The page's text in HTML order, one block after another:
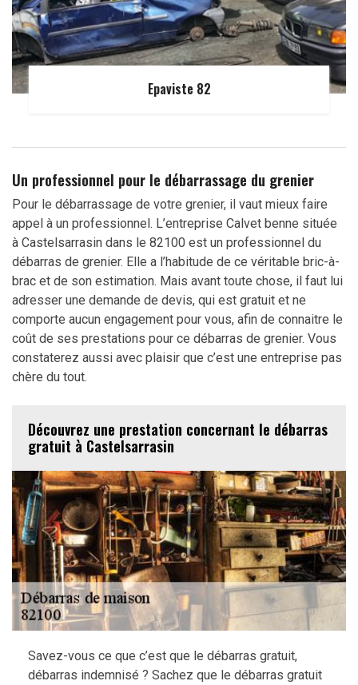
Epaviste 82
Un professionnel pour le débarrassage du grenier
Pour le débarrassage de votre grenier, il vaut mieux faire
appel à un professionnel. L’entreprise Calvet benne située
à Castelsarrasin dans le 82100 est un professionnel du
débarras de grenier. Elle a l’habitude de ce véritable bric-à-
brac et de son estimation. Mais avant toute chose, il faut lui
adresser une demande de devis, qui est gratuit et ne
comporte aucun engagement pour vous, afin de connaitre le
coût de ses prestations pour ce débarras de grenier. Vous
constaterez aussi avec plaisir que c’est une entreprise pas
chère du tout.
Découvrez une prestation concernant le débarras
gratuit à Castelsarrasin
Savez-vous ce que c’est que le débarras gratuit,
débarras indemnisé ? Sachez que le débarras gratuit